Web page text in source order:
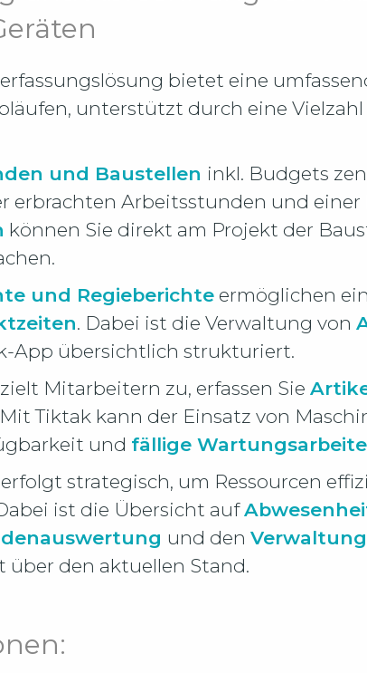
bietet eine
unterstützt durch eine
und Baustellen inkl. Budgets
erbrachten Arbeitsstunden und einer
können Sie direkt am Projekt der
und Regieberichte ermöglichen
. Dabei ist die Verwaltung von
App übersichtlich strukturiert.
Mitarbeitern zu, erfassen Sie
Tiktak kann der Einsatz von
und fällige
erfolgt strategisch, um Ressourcen
ist die Übersicht auf
und den
den aktuellen Stand.